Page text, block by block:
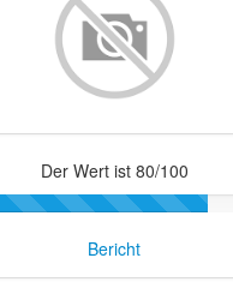
Der Wert ist 80/100
Bericht